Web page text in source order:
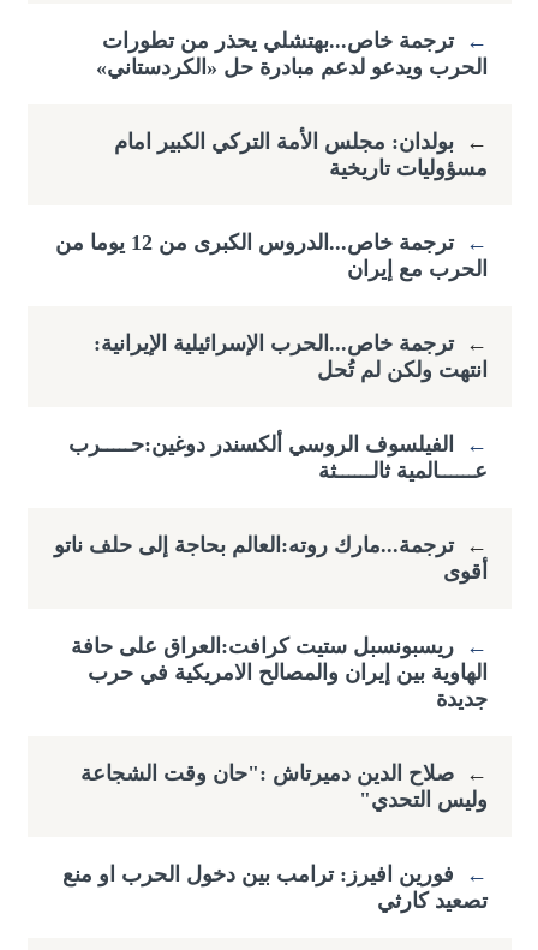
← ترجمة خاص...بهتشلي يحذر من تطورات
الحرب ويدعو لدعم مبادرة حل «الكردستاني»
←
بولدان: مجلس الأمة التركي الكبير امام
مسؤوليات تاريخية
←
ترجمة خاص...الدروس الكبرى من 12 يوما من
الحرب مع إيران
← ترجمة خاص...الحرب الإسرائيلية الإيرانية:
انتهت ولكن لم تُحل
←
الفيلسوف الروسي ألكسندر دوغين:حـــــرب
عــــــالمية ثالــــــثة
← ترجمة...مارك روته:العالم بحاجة إلى حلف ناتو
أقوى
←
ريسبونسبل ستيت كرافت:العراق على حافة
الهاوية بين إيران والمصالح الامريكية في حرب
جديدة
←
صلاح الدين دميرتاش :"حان وقت الشجاعة
وليس التحدي"
←
فورين افيرز: ترامب بين دخول الحرب او منع
تصعيد كارثي